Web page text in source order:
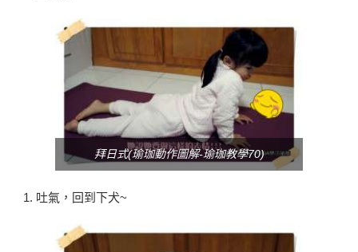
拜日式(瑜珈動作圖解-瑜珈教學70)
吐氣，回到下犬~